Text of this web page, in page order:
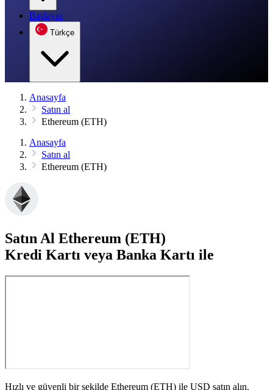
Başlayın
Türkçe
Anasayfa
Satın al
Ethereum (ETH)
Anasayfa
Satın al
Ethereum (ETH)
Satın Al Ethereum (ETH)
Kredi Kartı veya Banka Kartı ile
Hızlı ve güvenli bir şekilde Ethereum (ETH) ile USD satın alın.